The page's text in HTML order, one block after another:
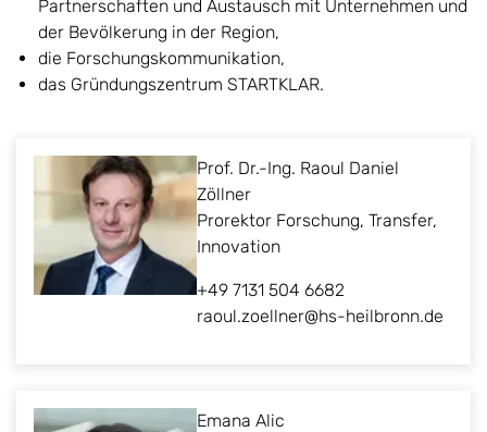
Partnerschaften und Austausch mit Unternehmen und
der Bevölkerung in der Region,
die Forschungskommunikation,
das Gründungszentrum STARTKLAR.
Prof. Dr.-Ing. Raoul Daniel
Zöllner
Prorektor Forschung, Transfer,
Innovation
+49 7131 504 6682
raoul.zoellner@hs-heilbronn.de
Emana Alic